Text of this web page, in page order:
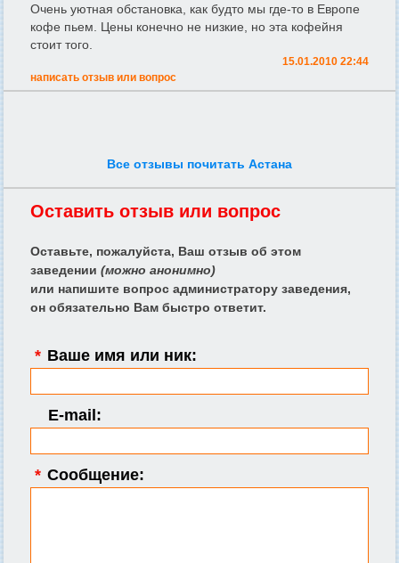
Очень уютная обстановка, как будто мы где-то в Европе
кофе пьем. Цены конечно не низкие, но эта кофейня
стоит того.
15.01.2010 22:44
написать отзыв или вопрос
Все отзывы почитать Астана
Оставить отзыв или вопрос
Оставьте, пожалуйста, Ваш отзыв об этом
заведении (можно анонимно)
или напишите вопрос администратору заведения,
он обязательно Вам быстро ответит.
* Ваше имя или ник:
E-mail:
* Сообщение: